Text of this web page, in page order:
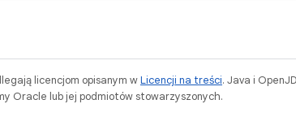
licencjom opisanym wLicencji na treści. Java i
Oracle lub jej podmiotów stowarzyszonych.